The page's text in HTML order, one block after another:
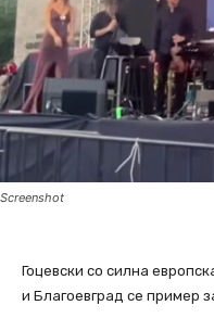
Screenshot
Гоцевски со силна
и Благоевград се пример